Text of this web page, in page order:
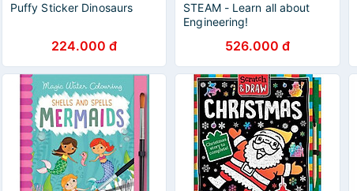
Puffy Sticker Dinosaurs
224.000 đ
STEAM - Learn all about
Engineering!
526.000 đ